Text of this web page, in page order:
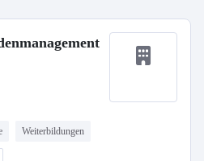
Weiterbildungen